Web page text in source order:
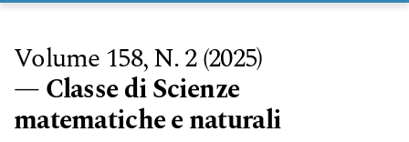
Volume 158,N. 2 (2025)
Classe di Scienze
matematiche e naturali